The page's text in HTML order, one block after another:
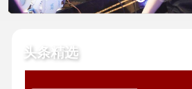
头条精选